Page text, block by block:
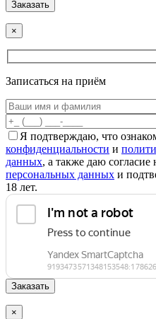
×
Записаться на приём
Я подтверждаю, что
конфиденциальности и
данных, а также даю согласие
персональных данных и
18 лет.
×